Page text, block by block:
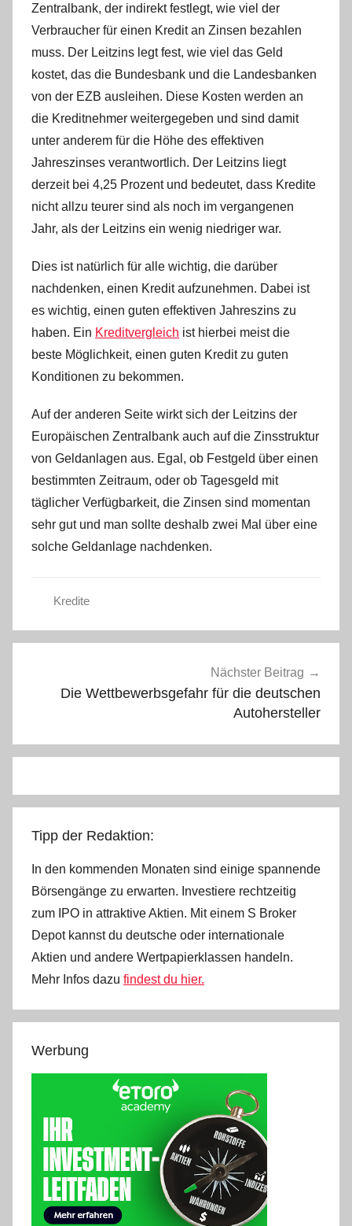
Zentralbank, der indirekt festlegt, wie viel der
Verbraucher für einen Kredit an Zinsen bezahlen
muss. Der Leitzins legt fest, wie viel das Geld
kostet, das die Bundesbank und die Landesbanken
von der EZB ausleihen. Diese Kosten werden an
die Kreditnehmer weitergegeben und sind damit
unter anderem für die Höhe des effektiven
Jahreszinses verantwortlich. Der Leitzins liegt
derzeit bei 4,25 Prozent und bedeutet, dass Kredite
nicht allzu teurer sind als noch im vergangenen
Jahr, als der Leitzins ein wenig niedriger war.
Dies ist natürlich für alle wichtig, die darüber
nachdenken, einen Kredit aufzunehmen. Dabei ist
es wichtig, einen guten effektiven Jahreszins zu
haben. Ein Kreditvergleich ist hierbei meist die
beste Möglichkeit, einen guten Kredit zu guten
Konditionen zu bekommen.
Auf der anderen Seite wirkt sich der Leitzins der
Europäischen Zentralbank auch auf die Zinsstruktur
von Geldanlagen aus. Egal, ob Festgeld über einen
bestimmten Zeitraum, oder ob Tagesgeld mit
täglicher Verfügbarkeit, die Zinsen sind momentan
sehr gut und man sollte deshalb zwei Mal über eine
solche Geldanlage nachdenken.
Kredite
Nächster Beitrag
Die Wettbewerbsgefahr für die deutschen
Autohersteller
Tipp der Redaktion:
In den kommenden Monaten sind einige spannende
Börsengänge zu erwarten. Investiere rechtzeitig
zum IPO in attraktive Aktien. Mit einem S Broker
Depot kannst du deutsche oder internationale
Aktien und andere Wertpapierklassen handeln.
Mehr Infos dazu findest du hier.
Werbung